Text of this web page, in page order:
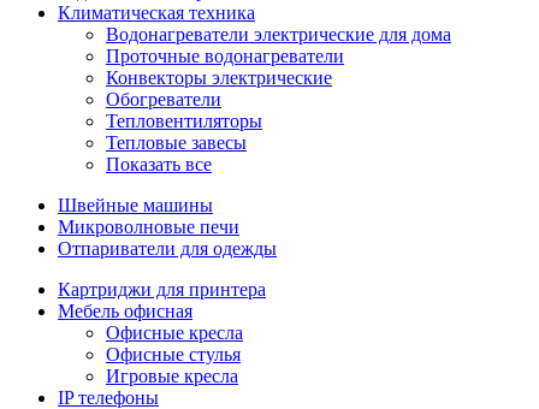
Климатическая техника
Водонагреватели электрические для дома
Проточные водонагреватели
Конвекторы электрические
Обогреватели
Тепловентиляторы
Тепловые завесы
Показать все
Швейные машины
Микроволновые печи
Отпариватели для одежды
Картриджи для принтера
Мебель офисная
Офисные кресла
Офисные стулья
Игровые кресла
IP телефоны